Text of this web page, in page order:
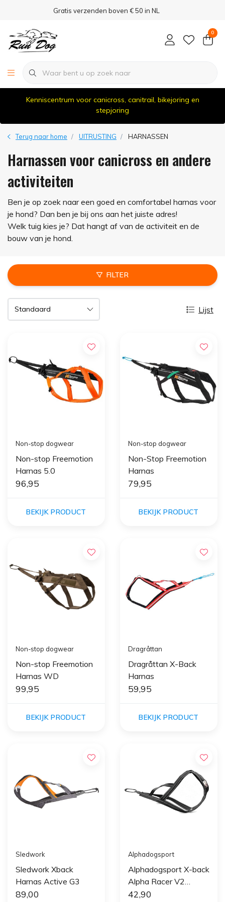
Gratis verzenden boven € 50 in NL
0
Kenniscentrum voor canicross, canitrail, bikejoring en
stepjoring
Terug naar home UITRUSTING HARNASSEN
Harnassen voor canicross en andere
activiteiten
Ben je op zoek naar een goed en comfortabel harnas voor
je hond? Dan ben je bij ons aan het juiste adres!
Welk tuig kies je? Dat hangt af van de activiteit en de
bouw van je hond.
FILTER
Lijst
Non-stop dogwear
Non-stop Freemotion
Harnas 5.0
96,95
BEKIJK PRODUCT
Non-stop dogwear
Non-Stop Freemotion
Harnas
79,95
BEKIJK PRODUCT
Non-stop dogwear
Non-stop Freemotion
Harnas WD
99,95
BEKIJK PRODUCT
Dragråttan
Dragråttan X-Back
Harnas
59,95
BEKIJK PRODUCT
Sledwork
Sledwork Xback
Harnas Active G3
89,00
Alphadogsport
Alphadogsport X-back
Alpha Racer V2
Harnas
42,90